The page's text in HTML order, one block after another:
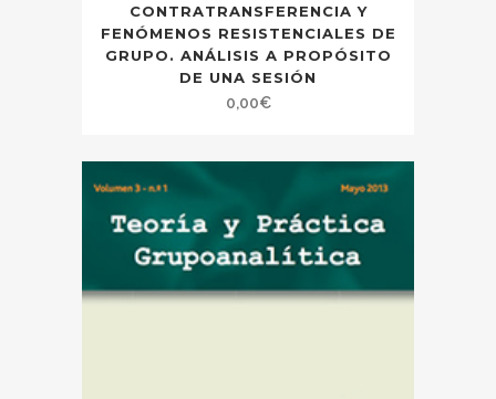
CONTRATRANSFERENCIA Y
FENÓMENOS RESISTENCIALES DE
GRUPO. ANÁLISIS A PROPÓSITO
DE UNA SESIÓN
0,00€